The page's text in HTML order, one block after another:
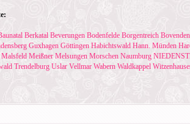
Berkatal Beverungen Bodenfelde Borgentreich Bovenden
Guxhagen Göttingen Habichtswald Hann. Münden
Malsfeld Meißner Melsungen Morschen Naumburg
Trendelburg Uslar Vellmar Wabern Waldkappel